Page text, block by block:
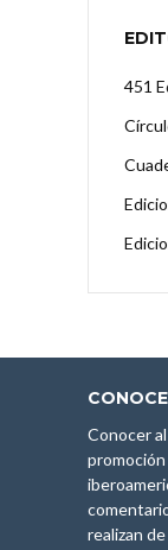
451
Conocer
realizan